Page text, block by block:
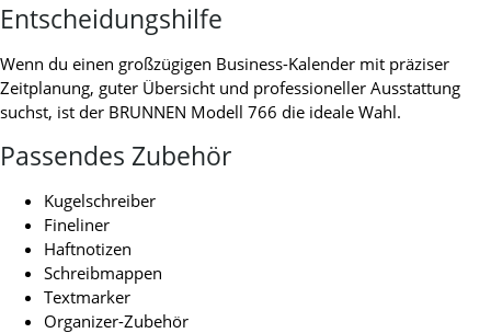
Entscheidungshilfe
Wenn du einen großzügigen Business-Kalender mit präziser
Zeitplanung, guter Übersicht und professioneller Ausstattung
suchst, ist der BRUNNEN Modell 766 die ideale Wahl.
Passendes Zubehör
Kugelschreiber
Fineliner
Haftnotizen
Schreibmappen
Textmarker
Organizer-Zubehör